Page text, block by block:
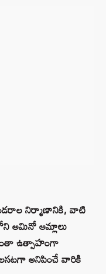
నిర్మాణానికి, వాటి
అమినో ఆమ్లాలు
ఉత్సాహంగా
అనిపించే వారికి